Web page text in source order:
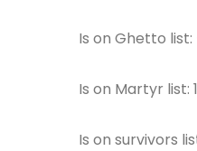
Is on Ghetto list:
Is on Martyr list: 1
Is on survivors